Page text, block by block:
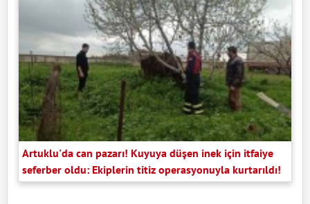
Artuklu'da can pazarı! Kuyuya düşen inek için itfaiye
seferber oldu: Ekiplerin titiz operasyonuyla kurtarıldı!